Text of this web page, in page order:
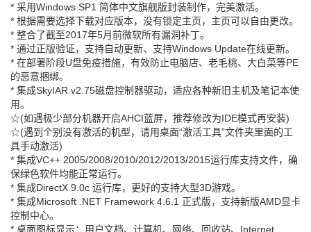
* 采用Windows SP1 简体中文旗舰版封装制作，完美激活。
* 根据需要选择下载对应版本，没有锁定主页，主页可以自由更改。
* 整合了截至2017年5月前微软所有漏洞补丁。
* 通过正版验证，支持自动更新、支持Windows Update在线更新。
* 在部署阶段U盘免疫措施，有效防止电脑店、老毛桃、大白菜等PE
的恶意捆绑。
* 集成SkyIAR v2.75磁盘控制器驱动，适应各种新旧主机及笔记本使
用。
☆(如遇极少部分机器开启AHCI蓝屏，推荐修改为IDE模式再安装)
☆(遇到个别没有激活的机型，请用桌面“激活工具”文件夹里面的工
具手动激活)
* 集成VC++ 2005/2008/2010/2012/2013/2015运行库支持文件，确
保绿色软件均能正常运行。
* 集成DirectX 9.0c 运行库，更好的支持大型3D游戏。
* 集成Microsoft .NET Framework 4.6.1 正式版，支持新版AMD显卡
控制中心。
* 桌面图标显示：用户文档、计算机、网络、回收站、Internet